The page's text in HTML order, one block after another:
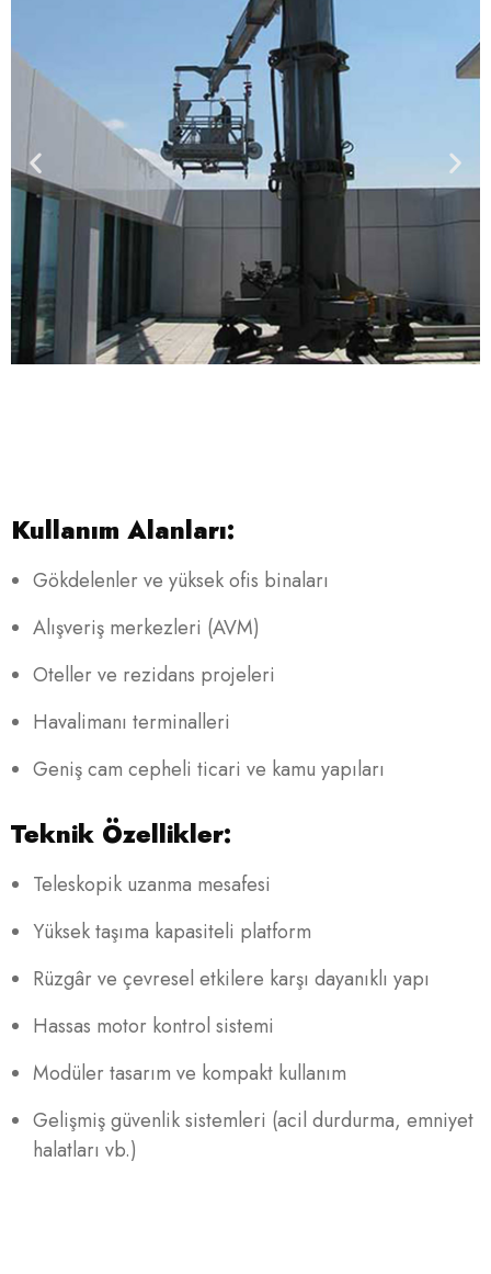
Kullanım Alanları:
Gökdelenler ve yüksek ofis binaları
Alışveriş merkezleri (AVM)
Oteller ve rezidans projeleri
Havalimanı terminalleri
Geniş cam cepheli ticari ve kamu yapıları
Teknik Özellikler:
Teleskopik uzanma mesafesi
Yüksek taşıma kapasiteli platform
Rüzgâr ve çevresel etkilere karşı dayanıklı yapı
Hassas motor kontrol sistemi
Modüler tasarım ve kompakt kullanım
Gelişmiş güvenlik sistemleri (acil durdurma, emniyet
halatları vb.)